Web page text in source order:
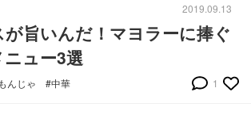
2019.09.13
旨いんだ！マヨラーに捧ぐ
ュー3選
んじゃ #中華 1